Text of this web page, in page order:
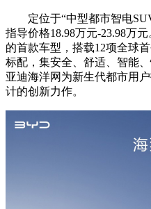
定位于“中型都市智电
指导价格18.98万元-23.98万
的首款车型，搭载12项全球
标配，集安全、舒适、智能
亚迪海洋网为新生代都市用
计的创新力作。